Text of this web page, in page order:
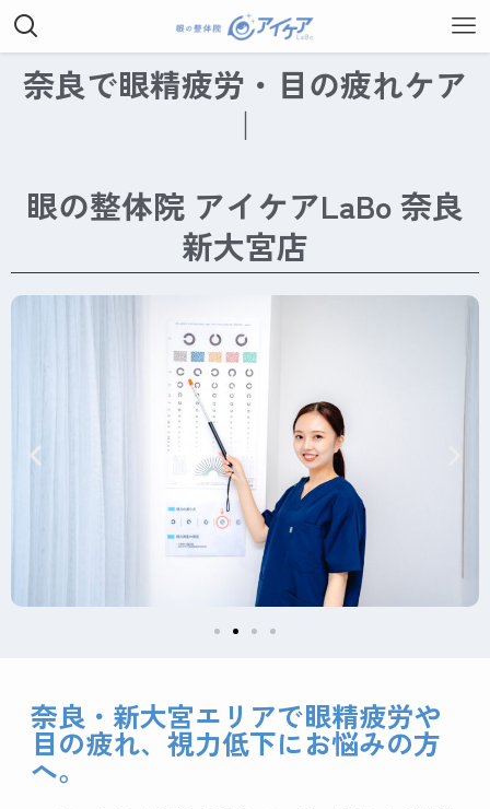
奈良で眼精疲労・目の疲れケア
｜
眼の整体院 アイケアLaBo 奈良
新大宮店
奈良・新大宮エリアで眼精疲労や
目の疲れ、視力低下にお悩みの方
へ。